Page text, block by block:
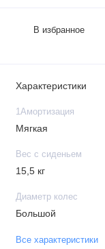
В избранное
Характеристики
1Амортизация
Мягкая
Вес с сиденьем
15,5 кг
Диаметр колес
Большой
Все характеристики